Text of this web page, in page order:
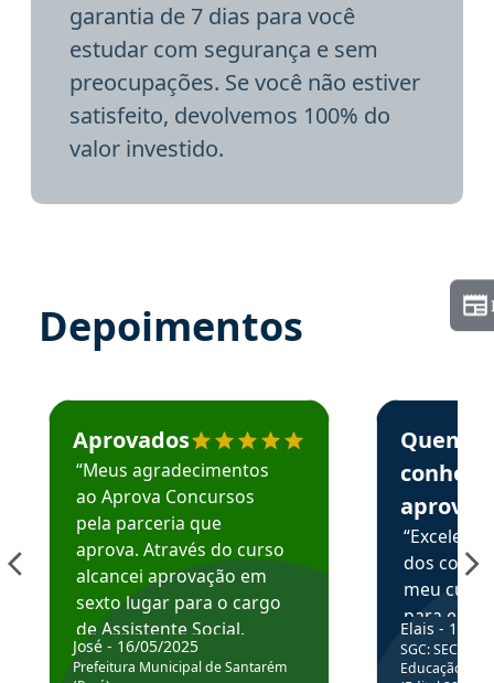
garantia de 7 dias para você
estudar com segurança e sem
preocupações. Se você não estiver
satisfeito, devolvemos 100% do
valor investido.
Depoimentos
Estudante José recomenda o Aprova Concursos em
Aprovados
“Meus agradecimentos
ao Aprova Concursos
pela parceria que
aprova. Através do curso
alcancei aprovação em
sexto lugar para o cargo
de Assistente Social.
Hoje estou atuando na
José - 16/05/2025
Prefeitura Municipal de Santarém
Estudante
Quem
aprova
dos
meu
para
colocar
através
Elais - 15/
SGC: SEC BA
Educação